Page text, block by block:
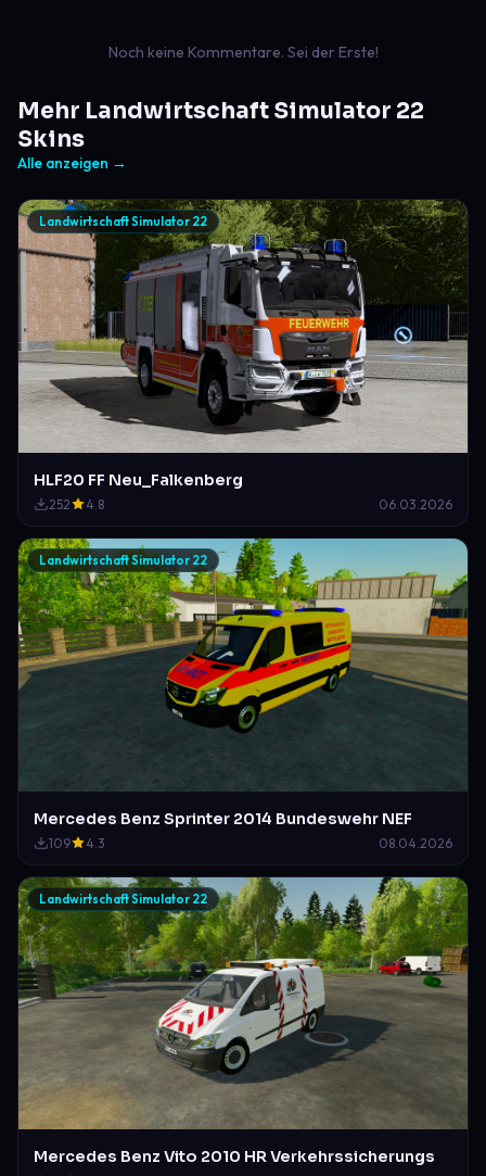
Noch keine Kommentare. Sei der Erste!
Mehr Landwirtschaft Simulator 22
Skins
Alle anzeigen →
Landwirtschaft Simulator 22
HLF20 FF Neu_Falkenberg
252 4.8 06.03.2026
Landwirtschaft Simulator 22
Mercedes Benz Sprinter 2014 Bundeswehr NEF
109 4.3 08.04.2026
Landwirtschaft Simulator 22
Mercedes Benz Vito 2010 HR Verkehrssicherungs